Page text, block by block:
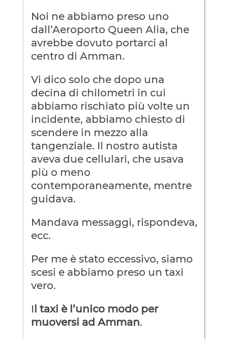
Noi ne abbiamo preso uno
dall’Aeroporto Queen Alia, che
avrebbe dovuto portarci al
centro di Amman.
Vi dico solo che dopo una
decina di chilometri in cui
abbiamo rischiato più volte un
incidente, abbiamo chiesto di
scendere in mezzo alla
tangenziale. Il nostro autista
aveva due cellulari, che usava
più o meno
contemporaneamente, mentre
guidava.
Mandava messaggi, rispondeva,
ecc.
Per me è stato eccessivo, siamo
scesi e abbiamo preso un taxi
vero.
Il taxi è l’unico modo per
muoversi ad Amman.